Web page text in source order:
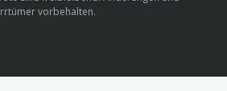
vorbehalten.